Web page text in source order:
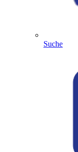
Suche